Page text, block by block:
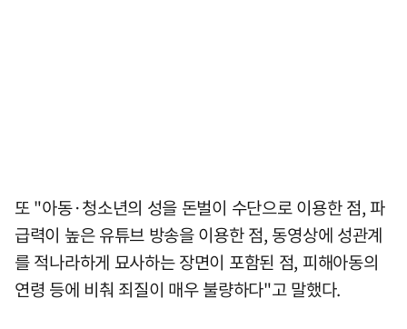
또 "아동·청소년의 성을 돈벌이 수단으로 이용한 점, 파
급력이 높은 유튜브 방송을 이용한 점, 동영상에 성관계
를 적나라하게 묘사하는 장면이 포함된 점, 피해아동의
연령 등에 비춰 죄질이 매우 불량하다"고 말했다.